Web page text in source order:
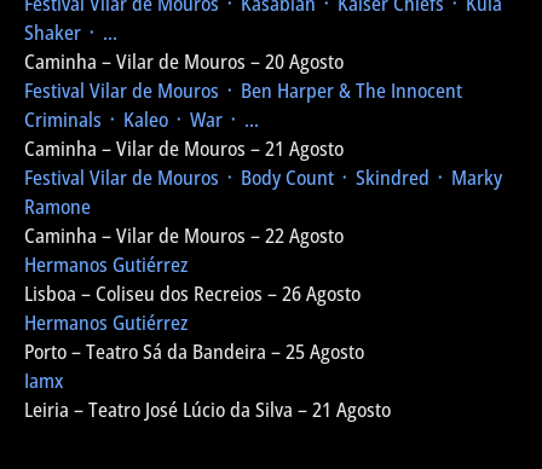
Shaker ᛫ ...
Caminha – Vilar de Mouros – 20 Agosto
Festival Vilar de Mouros ᛫ Ben Harper & The Innocent
Criminals ᛫ Kaleo ᛫ War ᛫ ...
Caminha – Vilar de Mouros – 21 Agosto
Festival Vilar de Mouros ᛫ Body Count ᛫ Skindred ᛫ Marky
Ramone
Caminha – Vilar de Mouros – 22 Agosto
Hermanos Gutiérrez
Lisboa – Coliseu dos Recreios – 26 Agosto
Hermanos Gutiérrez
Porto – Teatro Sá da Bandeira – 25 Agosto
Iamx
Leiria – Teatro José Lúcio da Silva – 21 Agosto